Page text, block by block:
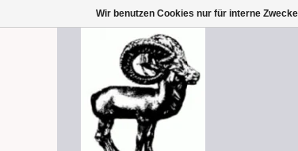
Wir benutzen Cookies nur für interne